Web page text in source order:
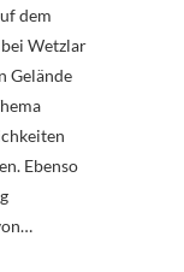
dem
Wetzlar
Gelände
Ebenso